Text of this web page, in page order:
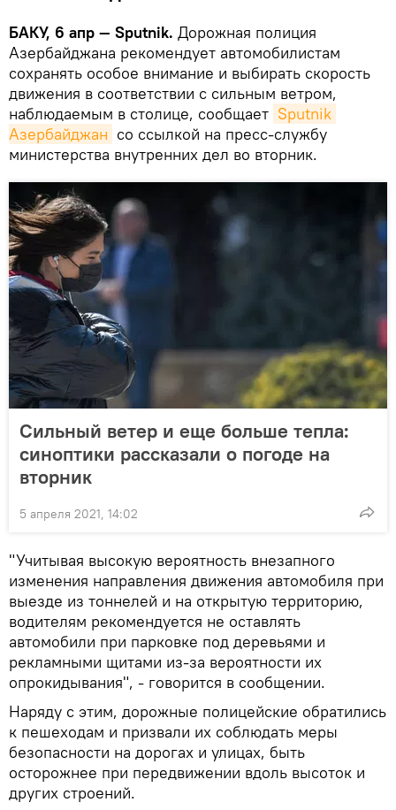
БАКУ, 6 апр — Sputnik. Дорожная полиция
Азербайджана рекомендует автомобилистам
сохранять особое внимание и выбирать скорость
движения в соответствии с сильным ветром,
наблюдаемым в столице, сообщает Sputnik
Азербайджан со ссылкой на пресс-службу
министерства внутренних дел во вторник.
Сильный ветер и еще больше тепла:
синоптики рассказали о погоде на
вторник
5 апреля 2021, 14:02
"Учитывая высокую вероятность внезапного
изменения направления движения автомобиля при
выезде из тоннелей и на открытую территорию,
водителям рекомендуется не оставлять
автомобили при парковке под деревьями и
рекламными щитами из-за вероятности их
опрокидывания", - говорится в сообщении.
Наряду с этим, дорожные полицейские обратились
к пешеходам и призвали их соблюдать меры
безопасности на дорогах и улицах, быть
осторожнее при передвижении вдоль высоток и
других строений.